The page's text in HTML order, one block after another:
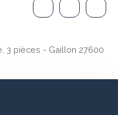
3 pièces - Gaillon 27600